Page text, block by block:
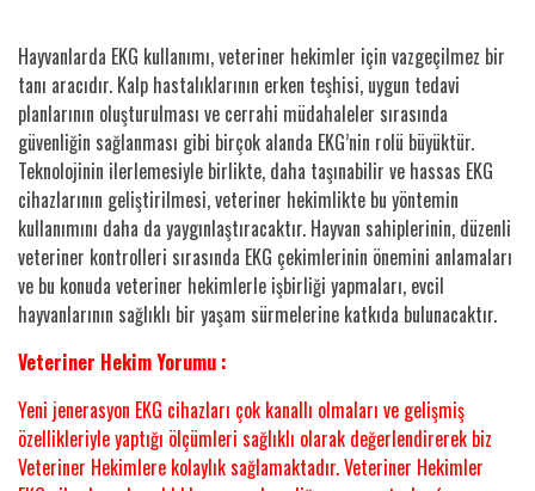
Hayvanlarda EKG kullanımı, veteriner hekimler için vazgeçilmez bir
tanı aracıdır. Kalp hastalıklarının erken teşhisi, uygun tedavi
planlarının oluşturulması ve cerrahi müdahaleler sırasında
güvenliğin sağlanması gibi birçok alanda EKG’nin rolü büyüktür.
Teknolojinin ilerlemesiyle birlikte, daha taşınabilir ve hassas EKG
cihazlarının geliştirilmesi, veteriner hekimlikte bu yöntemin
kullanımını daha da yaygınlaştıracaktır. Hayvan sahiplerinin, düzenli
veteriner kontrolleri sırasında EKG çekimlerinin önemini anlamaları
ve bu konuda veteriner hekimlerle işbirliği yapmaları, evcil
hayvanlarının sağlıklı bir yaşam sürmelerine katkıda bulunacaktır.
Veteriner Hekim Yorumu :
Yeni jenerasyon EKG cihazları çok kanallı olmaları ve gelişmiş
özellikleriyle yaptığı ölçümleri sağlıklı olarak değerlendirerek biz
Veteriner Hekimlere kolaylık sağlamaktadır. Veteriner Hekimler